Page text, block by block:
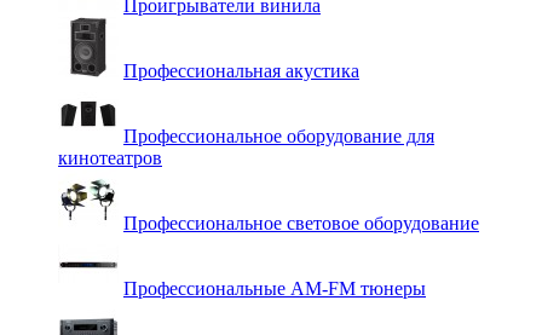
Проигрыватели винила
Профессиональная акустика
Профессиональное оборудование для
кинотеатров
Профессиональное световое оборудование
Профессиональные AM-FM тюнеры